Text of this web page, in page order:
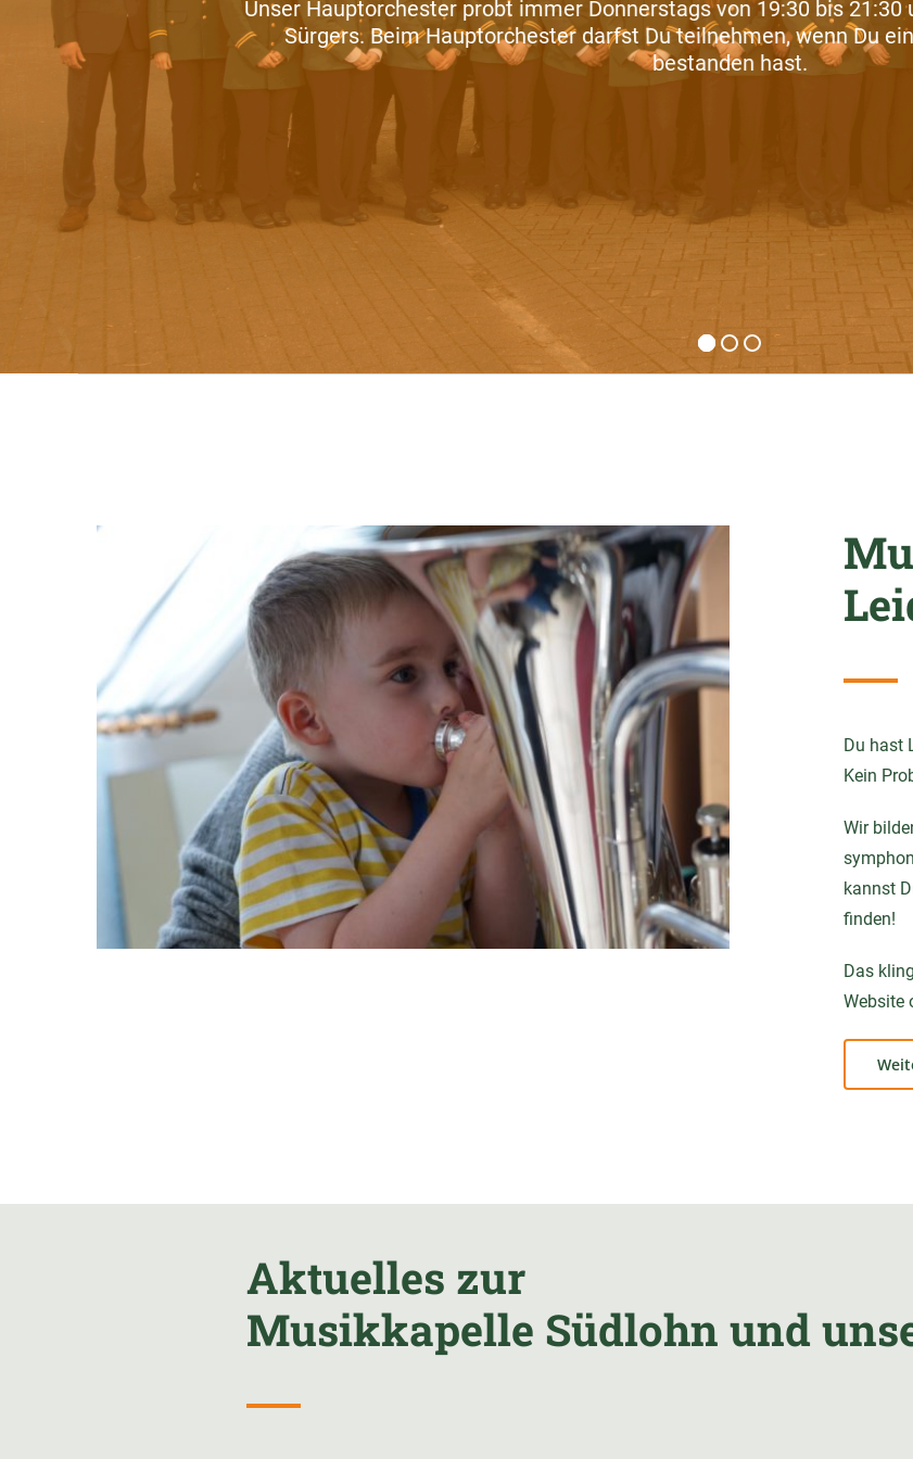
Unser Hauptorchester probt immer Donnerstags von 19:30 bis
Sürgers. Beim Hauptorchester darfst Du teilnehmen, wenn Du
bestanden hast.
Du hast
Kein
Wir
kannst
finden!
Das
Website
Aktuelles zur
Musikkapelle Südlohn und